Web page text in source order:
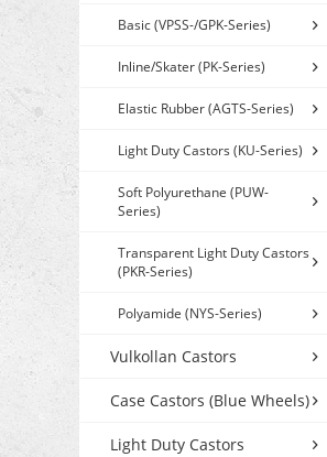
Basic (VPSS-/GPK-Series)
Inline/Skater (PK-Series)
Elastic Rubber (AGTS-Series)
Light Duty Castors (KU-Series)
Soft Polyurethane (PUW-
Series)
Transparent Light Duty Castors
(PKR-Series)
Polyamide (NYS-Series)
Vulkollan Castors
Case Castors (Blue Wheels)
Light Duty Castors